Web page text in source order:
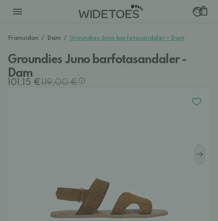
Framsidan / Dam / Groundies Juno barfotasandaler - Dam
Groundies Juno barfotasandaler -
Dam
101,15 €119,00 €